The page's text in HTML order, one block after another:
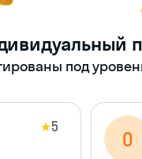
под
★5
О